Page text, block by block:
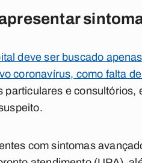
deve ser buscado
coronavírus, como falta de
particulares e
com sintomas